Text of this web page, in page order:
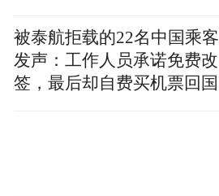
被泰航拒载的22名中国乘客
发声：工作人员承诺免费改
签，最后却自费买机票回国